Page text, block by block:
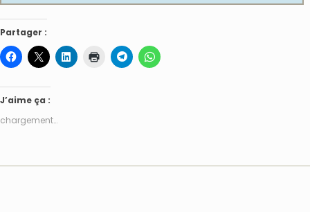
Partager :
J’aime ça :
chargement…